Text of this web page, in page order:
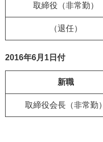
取締役 （非常勤）
（退任）
2016年6月1日付
新職
取締役会長 （非常勤）